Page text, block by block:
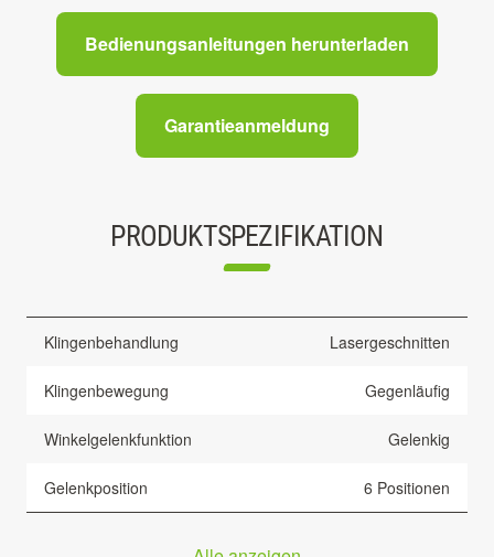
Bedienungsanleitungen herunterladen
Garantieanmeldung
PRODUKTSPEZIFIKATION
Klingenbehandlung Lasergeschnitten
Klingenbewegung Gegenläufig
Winkelgelenkfunktion Gelenkig
Gelenkposition 6 Positionen